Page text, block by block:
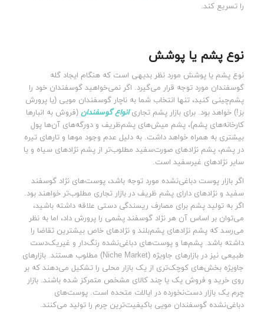
را تسریع کند.
نوع پشم یا پوشش
نوع پشم یا پوشش مورد نظر بدیهی است که هنگام ایجاد گله
گوسفندان مورد توجه قرار می‌گیرد. اگر نمی‌خواهید گوسفندان خود را
پشم‌چینی کنید، تنها انتخاب شما به ناچار گوسفندان مویی (یا پرورش
بز!) خواهد بود. برای بازار پشم تجاریانواع گوسفندان(فروش به انبارها
کارخانه‌های پشم)، پشم میش‌های پشم‌ظریف و دورگه‌های آن‌ها پول
بیشتری به همراه خواهد داشت. به دلیل عدم وجود موها و تارهای تیره
در پشم، پشم نژادهای صورت‌سفید مطلوب‌تر از پشم نژادهای سیاه و یا
سایر نژادهای غیرسفید است.
اگر بازار پوست دباغی‌نشده مورد توجه باشد، پوست‌های نژاد گوسفند
سفید و نژادهای دارای پشم ظریف در بازار تجاری مطلوب‌تر خواهند بود.
اگر به تولید پشم برای مصارف ریسندگی دستی علاقه داشته باشید،
می‌توان بر اساس آن هر نژاد گوسفند پشمی را پرورش داد، اما به نظر
می‌رسد که پشم نژادهای پشم‌بلند و نژادهای خاص بیشترین تقاضا را
داشته باشد. پشم‌ها و پوست‌های دباغی‌نشده رنگ‌دار و غیریک‌دست
طبیعی نیز در بازارهای جاویژه (Niche Market) مطلوب هستند. بازارهای
جاویژه بخش‌های کوچک‌تری از یک بازار محلی را تشکیل می‌دهند که بر
روی خرید و فروش یک یا چند کالای مشخص متمرکز شده باشند. بازار
چرم یک بازار دست‌نخورده در ایالات متحده است. پوست‌های
دباغی‌نشده گوسفندان مویی باکیفیت‌ترین چرم را تولید می‌کنند.